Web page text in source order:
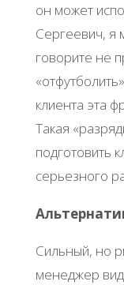
он может
Сергеевич, я
говорите не
клиента эта
Такая
подготовить
серьезного
Сильный, но
менеджер